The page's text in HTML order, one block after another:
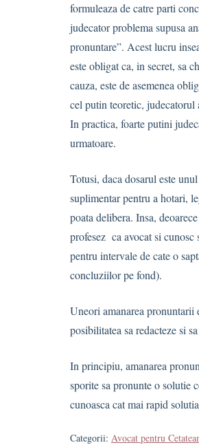
formuleaza de catre parti
judecator problema supusa
pronuntare”. Acest lucru
este obligat ca, in secret, sa
cauza, este de asemenea
cel putin teoretic, judecatorul
In practica, foarte putini
urmatoare.
Totusi, daca dosarul este
suplimentar pentru a hotari,
poata delibera. Insa,
profesez ca avocat si cunosc
pentru intervale de cate o
concluziilor pe fond).
Uneori amanarea pronuntarii
posibilitatea sa redacteze si
In principiu, amanarea
sporite sa pronunte o solutie
cunoasca cat mai rapid
Categorii: Avocat pentru